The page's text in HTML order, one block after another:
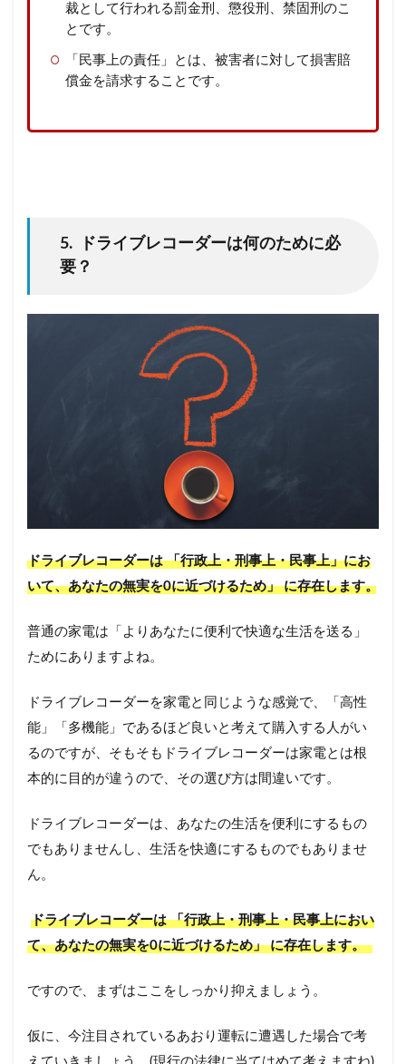
裁として行われる罰金刑、懲役刑、禁固刑のこ
とです。
「民事上の責任」とは、被害者に対して損害賠
償金を請求することです。
5. ドライブレコーダーは何のために必
要？
ドライブレコーダーは 「行政上・刑事上・民事上」にお
いて、あなたの無実を0に近づけるため」 に存在します。
普通の家電は「よりあなたに便利で快適な生活を送る」
ためにありますよね。
ドライブレコーダーを家電と同じような感覚で、「高性
能」「多機能」であるほど良いと考えて購入する人がい
るのですが、そもそもドライブレコーダーは家電とは根
本的に目的が違うので、その選び方は間違いです。
ドライブレコーダーは、あなたの生活を便利にするもの
でもありませんし、生活を快適にするものでもありませ
ん。
ドライブレコーダーは 「行政上・刑事上・民事上におい
て、あなたの無実を0に近づけるため」 に存在します。
ですので、まずはここをしっかり抑えましょう。
仮に、今注目されているあおり運転に遭遇した場合で考
えていきましょう。(現行の法律に当てはめて考えますね)